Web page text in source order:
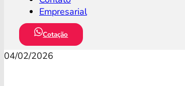
Empresarial
Cotação
04/02/2026